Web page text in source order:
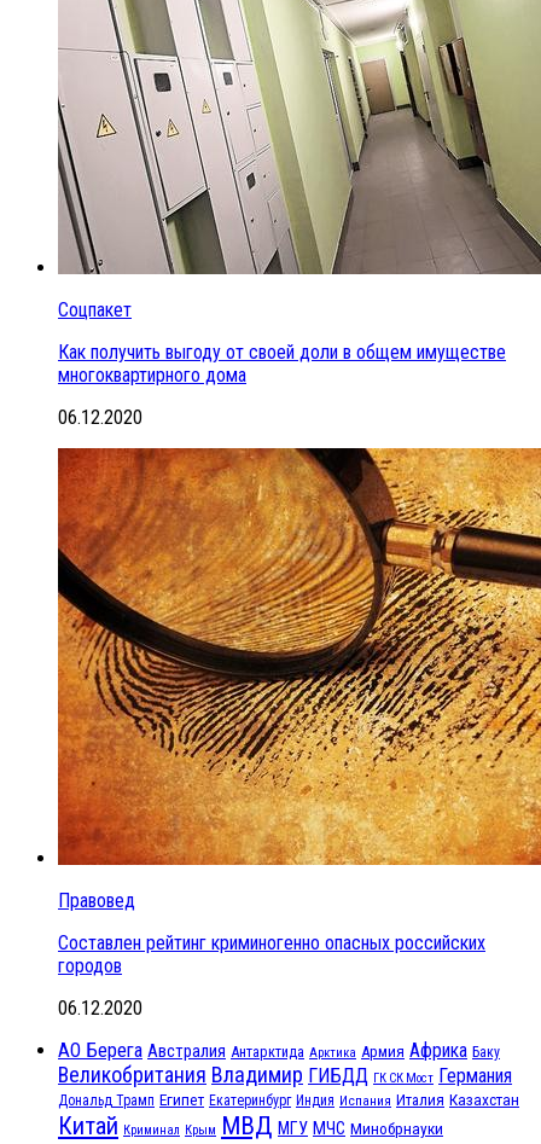
Соцпакет
Как получить выгоду от своей доли в общем имуществе
многоквартирного дома
06.12.2020
Правовед
Составлен рейтинг криминогенно опасных российских
городов
06.12.2020
АО Берега Австралия Антарктида Арктика Армия Африка Баку
Великобритания Владимир ГИБДД ГК СК Мост Германия
Дональд Трамп Египет Екатеринбург Индия Испания Италия Казахстан
Китай Криминал Крым МВД МГУ МЧС Минобрнауки